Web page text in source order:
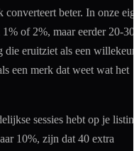
converteert beter. In onze
of 2%, maar eerder 20-
die eruitziet als een
een merk dat weet wat het
sessies hebt op je
10%, zijn dat 40 extra